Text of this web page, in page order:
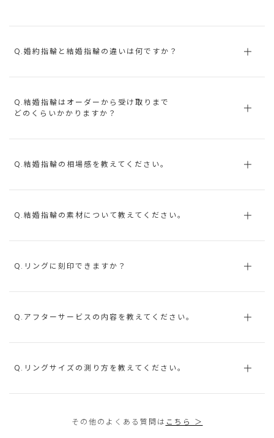
Q.婚約指輪と結婚指輪の違いは何ですか？
Q.結婚指輪はオーダーから受け取りまで
どのくらいかかりますか？
Q.結婚指輪の相場感を教えてください。
Q.結婚指輪の素材について教えてください。
Q.リングに刻印できますか？
Q.アフターサービスの内容を教えてください。
Q.リングサイズの測り方を教えてください。
その他のよくある質問は こちら ＞